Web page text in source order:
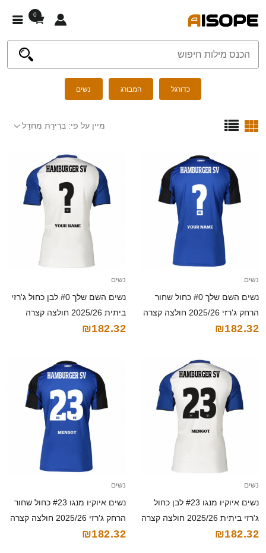
0
כדורגל המבורג נשים
מיין על פי: בְּרִירַת מֶחדָל
נשים
נשים השם שלך #0 כחול שחור
הרחק ג'רזי 2025/26 חולצה קצרה
₪182.32
נשים
נשים השם שלך #0 לבן כחול ג'רזי
ביתית 2025/26 חולצה קצרה
₪182.32
נשים
נשים איוקיו מנגו #23 לבן כחול
ג'רזי ביתית 2025/26 חולצה קצרה
₪182.32
נשים
נשים איוקיו מנגו #23 כחול שחור
הרחק ג'רזי 2025/26 חולצה קצרה
₪182.32